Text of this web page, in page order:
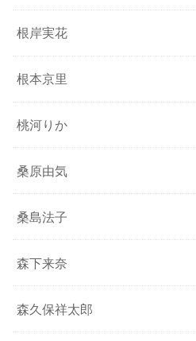
根岸実花
根本京里
桃河りか
桑原由気
桑島法子
森下来奈
森久保祥太郎